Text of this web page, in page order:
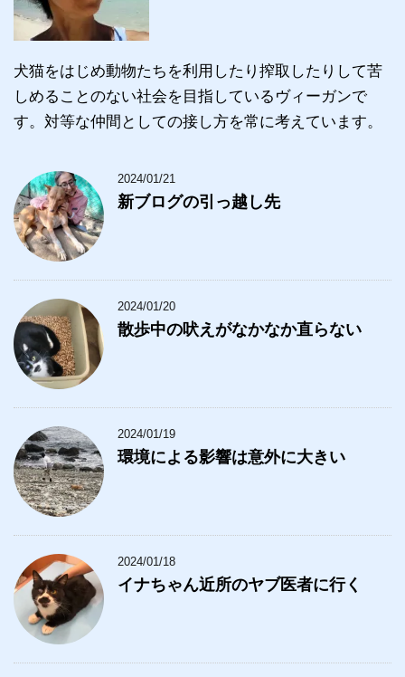
犬猫をはじめ動物たちを利用したり搾取したりして苦
しめることのない社会を目指しているヴィーガンで
す。対等な仲間としての接し方を常に考えています。
2024/01/21
新ブログの引っ越し先
2024/01/20
散歩中の吠えがなかなか直らない
2024/01/19
環境による影響は意外に大きい
2024/01/18
イナちゃん近所のヤブ医者に行く